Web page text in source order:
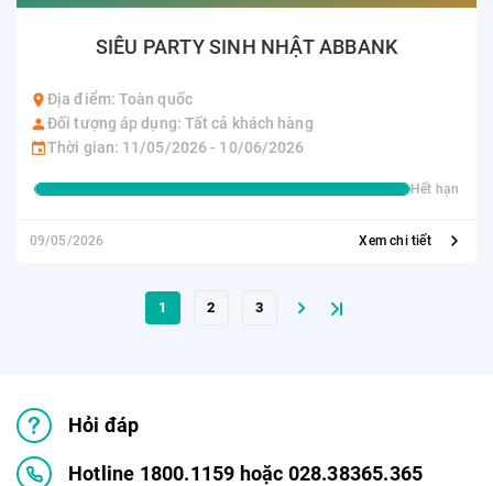
SIÊU PARTY SINH NHẬT ABBANK
Địa điểm: Toàn quốc
Đối tượng áp dụng: Tất cả khách hàng
Thời gian: 11/05/2026 - 10/06/2026
Hết hạn
09/05/2026 Xem chi tiết
1 2 3
Hỏi đáp
Hotline 1800.1159 hoặc 028.38365.365